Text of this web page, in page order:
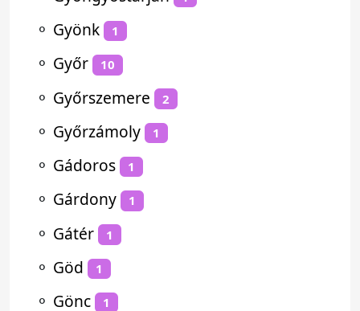
⚬ Gyönk 1
⚬ Győr 10
⚬ Győrszemere 2
⚬ Győrzámoly 1
⚬ Gádoros 1
⚬ Gárdony 1
⚬ Gátér 1
⚬ Göd 1
⚬ Gönc 1